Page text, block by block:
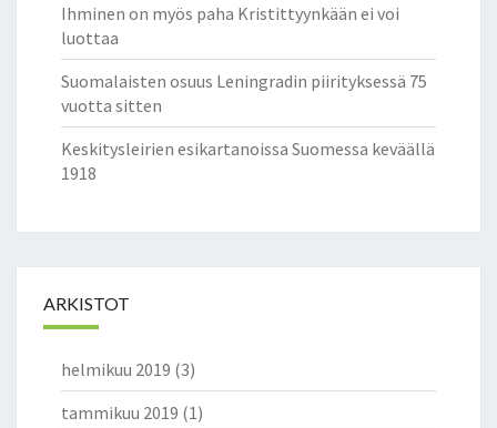
Ihminen on myös paha Kristittyynkään ei voi
luottaa
Suomalaisten osuus Leningradin piirityksessä 75
vuotta sitten
Keskitysleirien esikartanoissa Suomessa keväällä
1918
ARKISTOT
helmikuu 2019 (3)
tammikuu 2019 (1)